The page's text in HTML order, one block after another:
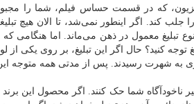
که در قسمت حساس فیلم، شما را
جلب کند. اگر اینطور نمی‌شد، تا الان هیچ
توجه کنید؟ حال اگر این تبلیغ، بر روی یکی
به شهرت رسیدند. پس از مدتی همه متوجه
ناخودآگاه شما حک کنند. اگر محصول این